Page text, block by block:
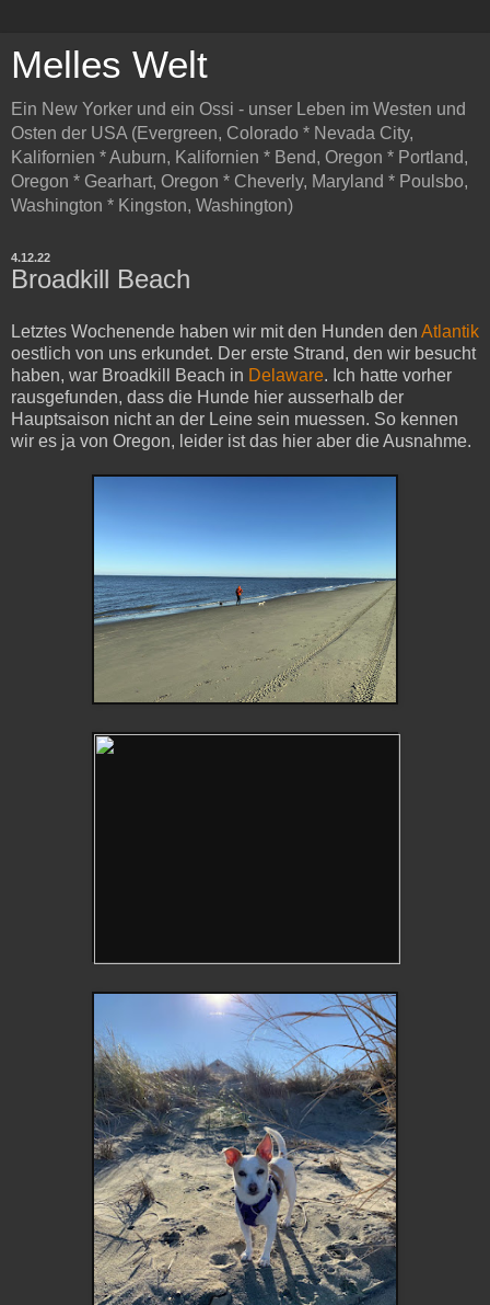
Melles Welt
Ein New Yorker und ein Ossi - unser Leben im Westen und
Osten der USA (Evergreen, Colorado * Nevada City,
Kalifornien * Auburn, Kalifornien * Bend, Oregon * Portland,
Oregon * Gearhart, Oregon * Cheverly, Maryland * Poulsbo,
Washington * Kingston, Washington)
4.12.22
Broadkill Beach
Letztes Wochenende haben wir mit den Hunden den Atlantik
oestlich von uns erkundet. Der erste Strand, den wir besucht
haben, war Broadkill Beach in Delaware. Ich hatte vorher
rausgefunden, dass die Hunde hier ausserhalb der
Hauptsaison nicht an der Leine sein muessen. So kennen
wir es ja von Oregon, leider ist das hier aber die Ausnahme.